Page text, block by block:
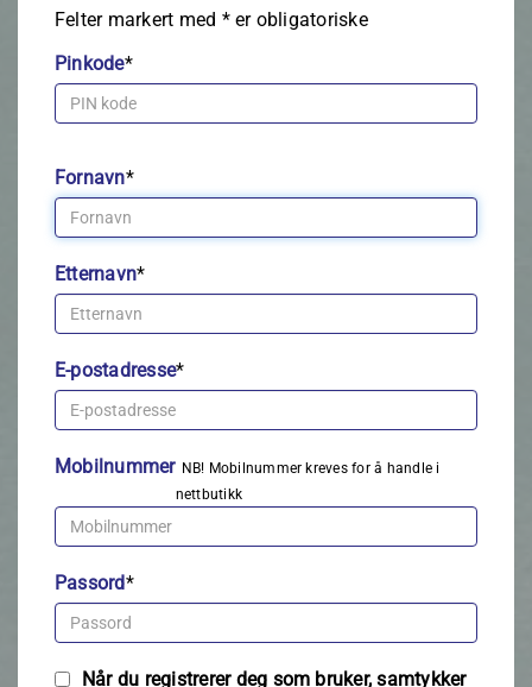
Felter markert med *er obligatoriske
Pinkode*
Fornavn*
Etternavn*
E-postadresse*
Mobilnummer NB! Mobilnummer kreves for å handle i
nettbutikk
Passord*
Når du registrerer deg som bruker, samtykker